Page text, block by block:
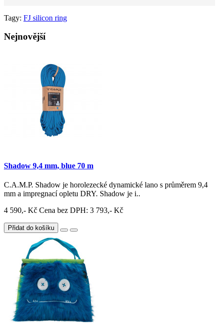
Tagy: FJ silicon ring
Nejnovější
Shadow 9,4 mm, blue 70 m
C.A.M.P. Shadow je horolezecké dynamické lano s průměrem 9,4
mm a impregnací opletu DRY. Shadow je i..
4 590,- Kč Cena bez DPH: 3 793,- Kč
Přidat do košíku